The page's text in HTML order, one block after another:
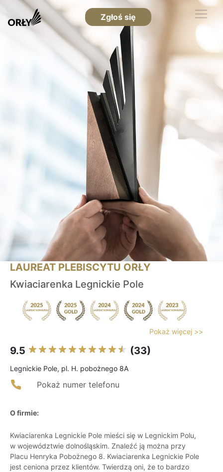
Zgłoś się
LAUREAT PLEBISCYTU ORŁY
Kwiaciarenka Legnickie Pole
Pokaż więcej >>
9.5 (33)
Legnickie Pole, pl. H. pobożnego 8A
Pokaż numer telefonu
O firmie:
Kwiaciarenka Legnickie Pole mieści się w Legnickim Polu,
w województwie dolnośląskim. Znaleźć ją można przy
Placu Henryka Pobożnego 8. Kwiaciarenka Legnickie Pole
jest ceniona przez klientów. Twierdzą oni, że to bardzo